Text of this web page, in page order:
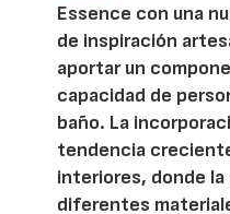
Essence con una
de inspiración
aportar un
capacidad de
baño. La
tendencia
interiores, donde
diferentes